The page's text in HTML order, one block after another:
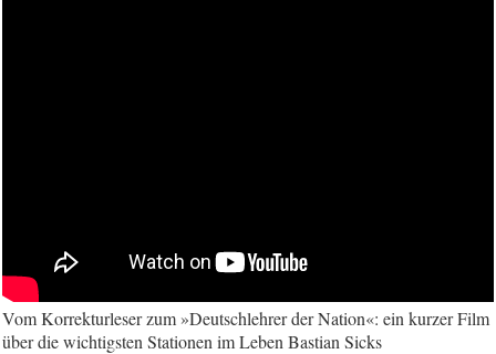
Vom Korrekturleser zum »Deutschlehrer der Nation«: ein kurzer Film
über die wichtigsten Stationen im Leben Bastian Sicks